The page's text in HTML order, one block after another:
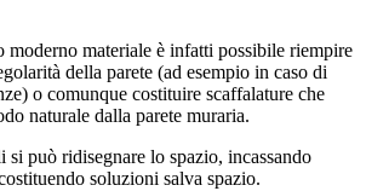
moderno materiale è infatti possibile riempire
della parete (ad esempio in caso di
o comunque costituire scaffalature che
naturale dalla parete muraria.
si può ridisegnare lo spazio, incassando
soluzioni salva spazio.